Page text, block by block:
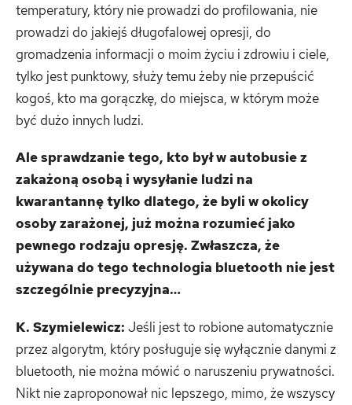
temperatury, który nie prowadzi do profilowania, nie
prowadzi do jakiejś długofalowej opresji, do
gromadzenia informacji o moim życiu i zdrowiu i ciele,
tylko jest punktowy, służy temu żeby nie przepuścić
kogoś, kto ma gorączkę, do miejsca, w którym może
być dużo innych ludzi.
Ale sprawdzanie tego, kto był w autobusie z
zakażoną osobą i wysyłanie ludzi na
kwarantannę tylko dlatego, że byli w okolicy
osoby zarażonej, już można rozumieć jako
pewnego rodzaju opresję. Zwłaszcza, że
używana do tego technologia bluetooth nie jest
szczególnie precyzyjna…
K. Szymielewicz: Jeśli jest to robione automatycznie
przez algorytm, który posługuje się wyłącznie danymi z
bluetooth, nie można mówić o naruszeniu prywatności.
Nikt nie zaproponował nic lepszego, mimo, że wszyscy